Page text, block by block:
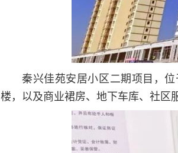
秦兴佳苑安居小区二期项目，
楼，以及商业裙房、地下车库、社区